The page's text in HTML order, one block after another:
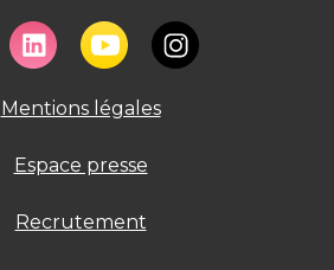
Mentions légales
Espace presse
Recrutement